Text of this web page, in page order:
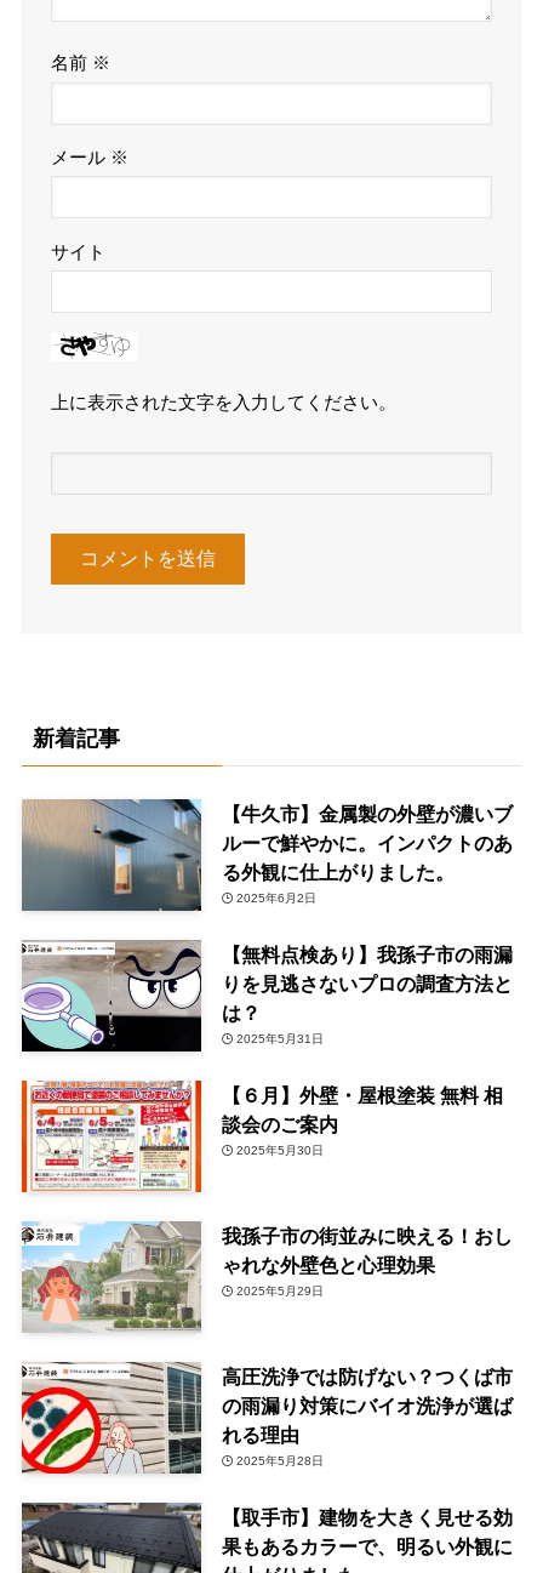
名前 ※
メール ※
サイト
上に表示された文字を入力してください。
新着記事
【牛久市】金属製の外壁が濃いブ
ルーで鮮やかに。インパクトのあ
る外観に仕上がりました。
2025年6月2日
【無料点検あり】我孫子市の雨漏
りを見逃さないプロの調査方法と
は？
2025年5月31日
【６月】外壁・屋根塗装 無料 相
談会のご案内
2025年5月30日
我孫子市の街並みに映える！おし
ゃれな外壁色と心理効果
2025年5月29日
高圧洗浄では防げない？つくば市
の雨漏り対策にバイオ洗浄が選ば
れる理由
2025年5月28日
【取手市】建物を大きく見せる効
果もあるカラーで、明るい外観に